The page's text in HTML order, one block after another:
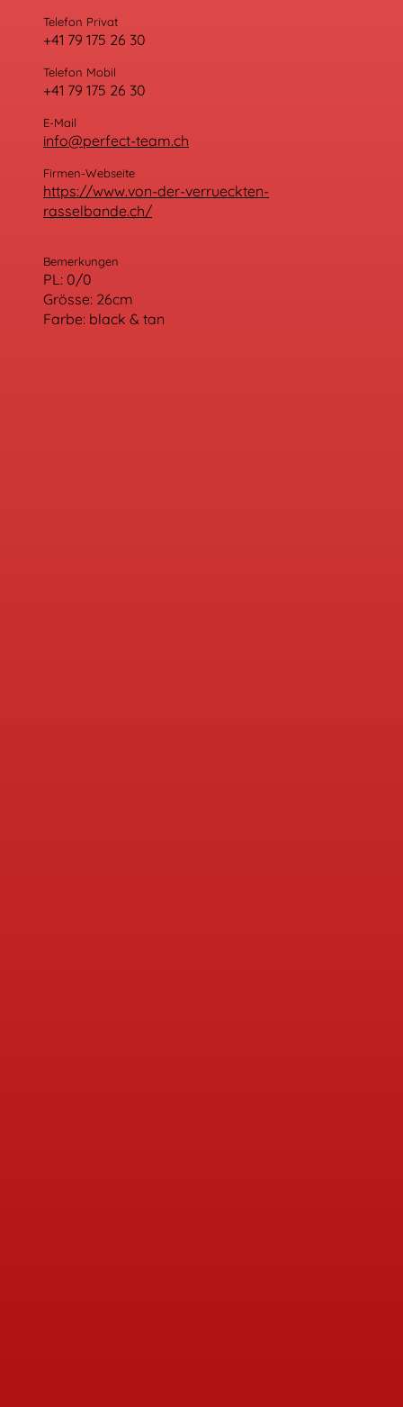
Telefon Privat
+41 79 175 26 30
Telefon Mobil
+41 79 175 26 30
E-Mail
info@perfect-team.ch
Firmen-Webseite
https://www.von-der-verrueckten-
rasselbande.ch/
Bemerkungen
PL: 0/0
Grösse: 26cm
Farbe: black & tan